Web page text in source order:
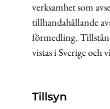
verksamhet som
tillhandahållande
förmedling.
vistas i Sverige och
Tillsyn